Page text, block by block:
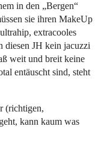
in den „Bergen“
sie ihren MakeUp
extracooles
diesen JH kein jacuzzi
weit und breit keine
entäuscht sind, steht
(richtigen,
kann kaum was